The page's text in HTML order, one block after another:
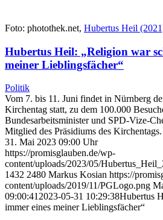
Foto: photothek.net, Hubertus Heil
Hubertus Heil: „Religion war
meiner Lieblingsfächer“
Politik
Vom 7. bis 11. Juni findet in Nürnberg
Kirchentag statt, zu dem 100.000
Bundesarbeitsminister und SPD-Vize-
Mitglied des Präsidiums des
31. Mai 2023 09:00 Uhr
https://promisglauben.de/wp-
content/uploads/2023/05/
1432 2480 Markus Kosian https://
content/uploads/2019/11/PGLogo.png
09:00:412023-05-31 10:29:38Hubertus
immer eines meiner Lieblingsfächer“